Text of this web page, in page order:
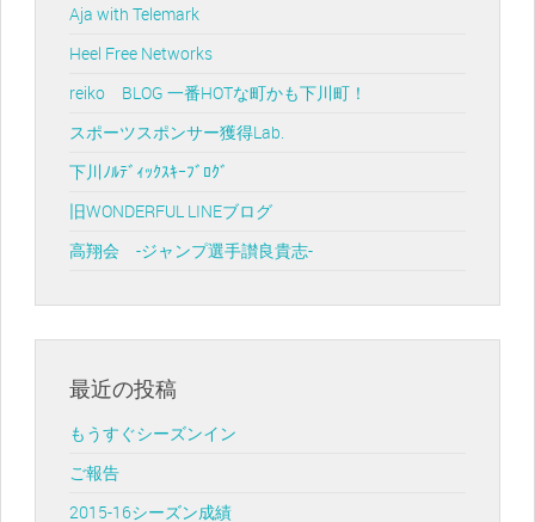
Aja with Telemark
Heel Free Networks
reiko BLOG 一番HOTな町かも下川町！
スポーツスポンサー獲得Lab.
下川ﾉﾙﾃﾞｨｯｸｽｷｰﾌﾞﾛｸﾞ
旧WONDERFUL LINEブログ
高翔会 -ジャンプ選手讃良貴志-
最近の投稿
もうすぐシーズンイン
ご報告
2015-16シーズン成績